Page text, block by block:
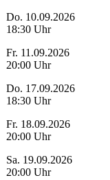
Do. 10.09.2026
18:30 Uhr
Fr. 11.09.2026
20:00 Uhr
Do. 17.09.2026
18:30 Uhr
Fr. 18.09.2026
20:00 Uhr
Sa. 19.09.2026
20:00 Uhr